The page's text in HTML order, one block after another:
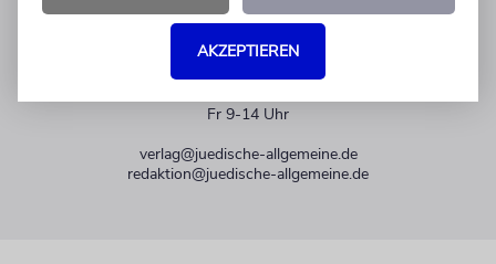
KUNDENSERVICE
Fr 9-14 Uhr
verlag@juedische-allgemeine.de
redaktion@juedische-allgemeine.de
AKZEPTIEREN